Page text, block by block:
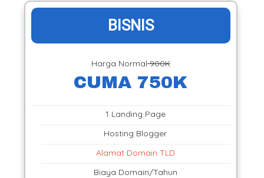
BISNIS
Harga Normal900K
CUMA 750K
1 Landing Page
Hosting Blogger
Alamat Domain TLD
Biaya Domain/Tahun